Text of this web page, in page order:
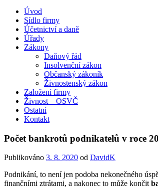
Portál pro podnikatele
Úvod
Sídlo firmy
Účetnictví a daně
Úřady
Zákony
Daňový řád
Insolvenční zákon
Občanský zákoník
Živnostenský zákon
Založení firmy
Živnost – OSVČ
Ostatní
Kontakt
Počet bankrotů podnikatelů v roce
Publikováno 3. 8. 2020 od DavidK
Podnikání, to není jen podoba nekonečného
finančními ztrátami, a nakonec to může končit